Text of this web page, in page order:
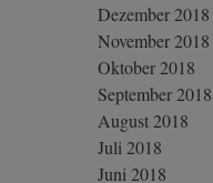
Dezember 2018
November 2018
Oktober 2018
September 2018
August 2018
Juli 2018
Juni 2018